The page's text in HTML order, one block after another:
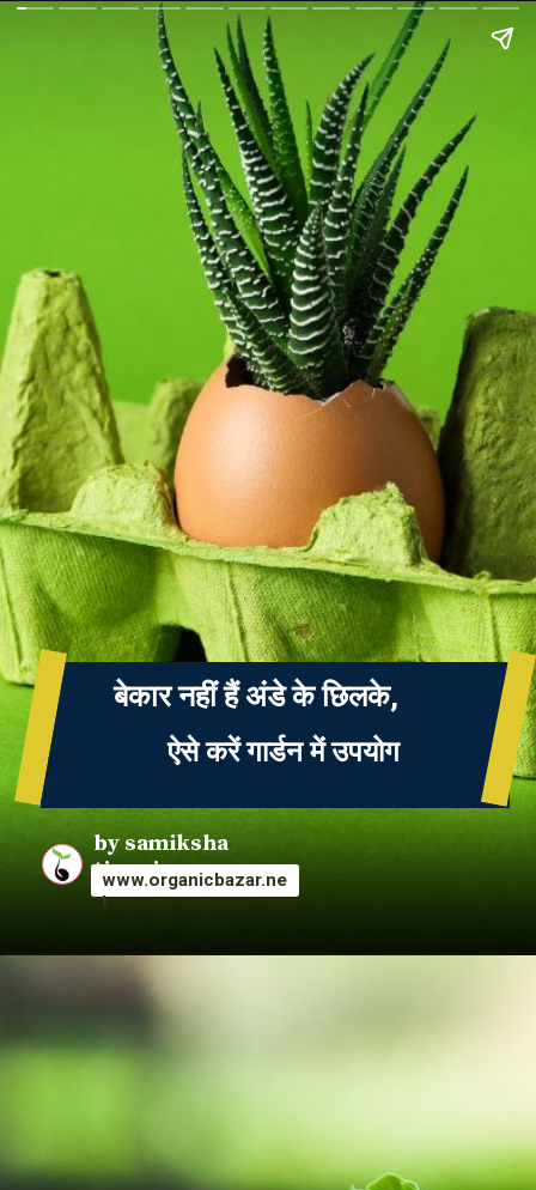
बेकार नहीं हैं अंडे के छिलके,
ऐसे करें गार्डन में उपयोग
www.organicbazar.ne
t
by samiksha
tiwari